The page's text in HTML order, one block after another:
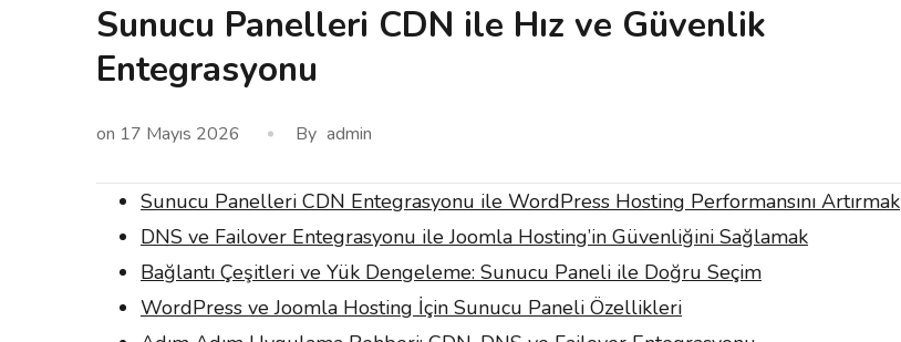
Sunucu Panelleri CDN ile Hız ve Güvenlik
Entegrasyonu
on 17 Mayıs 2026 By admin
Sunucu Panelleri CDN Entegrasyonu ile WordPress Hosting Performansını Artırmak
DNS ve Failover Entegrasyonu ile Joomla Hosting’in Güvenliğini Sağlamak
Bağlantı Çeşitleri ve Yük Dengeleme: Sunucu Paneli ile Doğru Seçim
WordPress ve Joomla Hosting İçin Sunucu Paneli Özellikleri